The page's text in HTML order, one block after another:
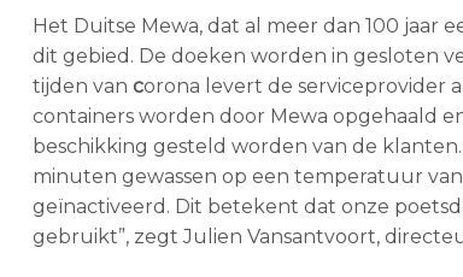
Het Duitse Mewa, dat al meer dan 100 jaar
dit gebied. De doeken worden in gesloten
tijden van corona levert de serviceprovider
containers worden door Mewa opgehaald
beschikking gesteld worden van de
minuten gewassen op een temperatuur
geïnactiveerd. Dit betekent dat onze
gebruikt”, zegt Julien Vansantvoort,